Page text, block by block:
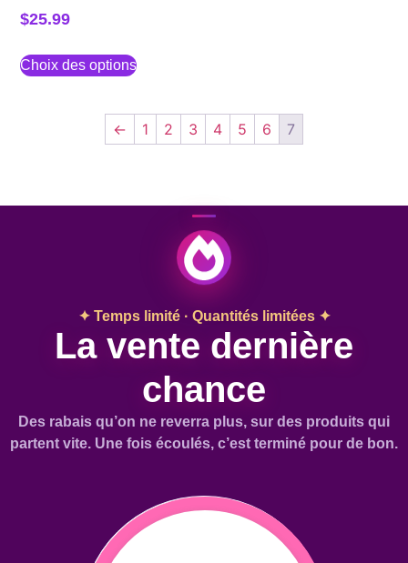
$25.99
Choix des options
← 1 2 3 4 5 6 7
✦ Temps limité · Quantités limitées ✦
La vente dernière
chance
Des rabais qu’on ne reverra plus, sur des produits qui
partent vite. Une fois écoulés, c’est terminé pour de bon.